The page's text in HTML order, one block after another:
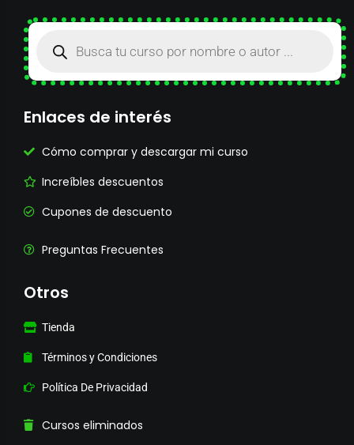
Enlaces de interés
Cómo comprar y descargar mi curso
Increíbles descuentos
Cupones de descuento
Preguntas Frecuentes
Otros
Tienda
Términos y Condiciones
Política De Privacidad
Cursos eliminados